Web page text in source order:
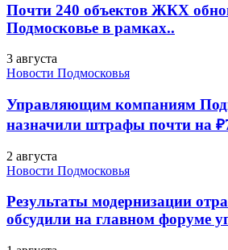
Почти 240 объектов ЖКХ
Подмосковье в рамках..
3 августа
Новости Подмосковья
Управляющим компаниям
назначили штрафы почти на
2 августа
Новости Подмосковья
Результаты модернизации
обсудили на главном форуме